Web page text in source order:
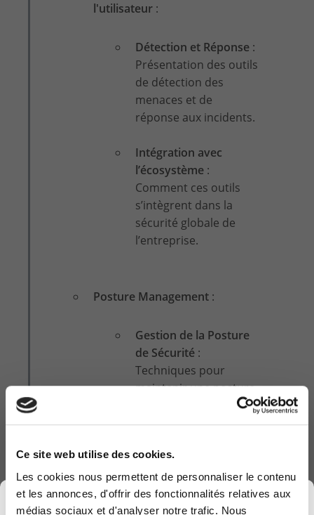
Ce site web utilise des cookies.
Les cookies nous permettent de personnaliser le contenu
et les annonces, d'offrir des fonctionnalités relatives aux
médias sociaux et d'analyser notre trafic. Nous
l'utilisateur :
Détection et Réponse :
Présentation des outils
de détection des
menaces et de
réponse aux incidents.
Intégration avec
l’écosystème :
Comment ces outils
s’intègrent dans la
sécurité globale de
l’entreprise.
Posture Management :
Gestion de la Posture
de Sécurité :
Techniques pour
maintenir une posture
de sécurité robuste.
Méthodes pour
évaluer et améliorer la
posture de sécurité.